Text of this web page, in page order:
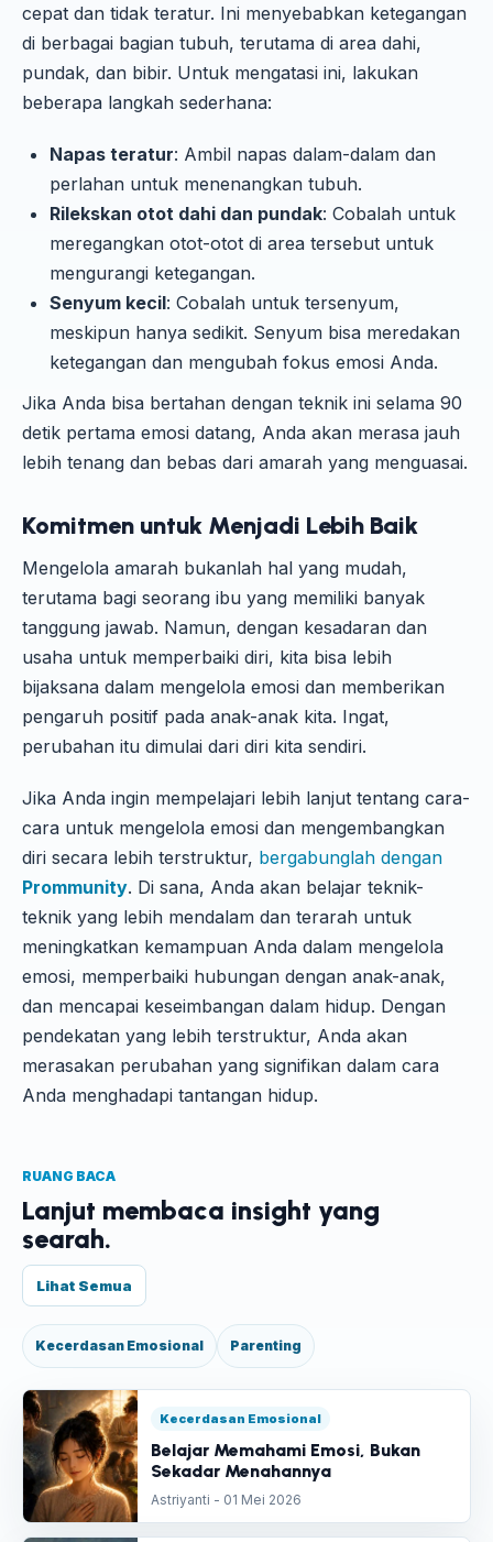
cepat dan tidak teratur. Ini menyebabkan ketegangan
di berbagai bagian tubuh, terutama di area dahi,
pundak, dan bibir. Untuk mengatasi ini, lakukan
beberapa langkah sederhana:
Napas teratur: Ambil napas dalam-dalam dan
perlahan untuk menenangkan tubuh.
Rilekskan otot dahi dan pundak: Cobalah untuk
meregangkan otot-otot di area tersebut untuk
mengurangi ketegangan.
Senyum kecil: Cobalah untuk tersenyum,
meskipun hanya sedikit. Senyum bisa meredakan
ketegangan dan mengubah fokus emosi Anda.
Jika Anda bisa bertahan dengan teknik ini selama 90
detik pertama emosi datang, Anda akan merasa jauh
lebih tenang dan bebas dari amarah yang menguasai.
Komitmen untuk Menjadi Lebih Baik
Mengelola amarah bukanlah hal yang mudah,
terutama bagi seorang ibu yang memiliki banyak
tanggung jawab. Namun, dengan kesadaran dan
usaha untuk memperbaiki diri, kita bisa lebih
bijaksana dalam mengelola emosi dan memberikan
pengaruh positif pada anak-anak kita. Ingat,
perubahan itu dimulai dari diri kita sendiri.
Jika Anda ingin mempelajari lebih lanjut tentang cara-
cara untuk mengelola emosi dan mengembangkan
diri secara lebih terstruktur, bergabunglah dengan
Prommunity. Di sana, Anda akan belajar teknik-
teknik yang lebih mendalam dan terarah untuk
meningkatkan kemampuan Anda dalam mengelola
emosi, memperbaiki hubungan dengan anak-anak,
dan mencapai keseimbangan dalam hidup. Dengan
pendekatan yang lebih terstruktur, Anda akan
merasakan perubahan yang signifikan dalam cara
Anda menghadapi tantangan hidup.
RUANG BACA
Lanjut membaca insight yang
searah.
Lihat Semua
Kecerdasan Emosional Parenting
Kecerdasan Emosional
Belajar Memahami Emosi, Bukan
Sekadar Menahannya
Astriyanti - 01 Mei 2026